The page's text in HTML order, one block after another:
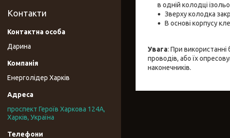
в одній колодці
Зверху колодка
В основі корпусу
Увага: При
проводів, або їх
наконечників.
Контакти
Дарина
Енерголідер Харків
проспект Героїв Харкова 124А,
Харків, Україна